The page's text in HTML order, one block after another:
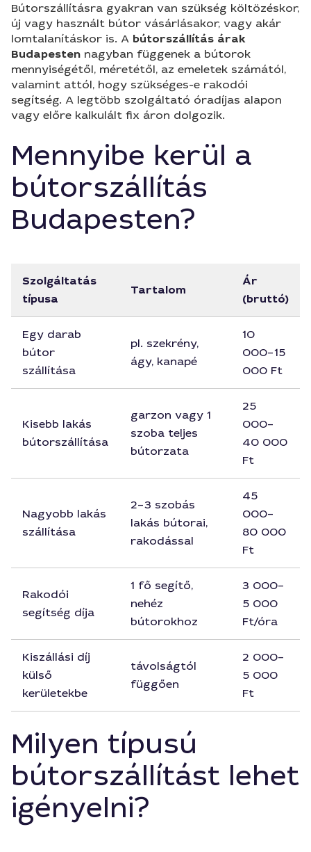
Bútorszállításra gyakran van szükség költözéskor,
új vagy használt bútor vásárlásakor, vagy akár
lomtalanításkor is. A bútorszállítás árak
Budapesten nagyban függenek a bútorok
mennyiségétől, méretétől, az emeletek számától,
valamint attól, hogy szükséges-e rakodói
segítség. A legtöbb szolgáltató óradíjas alapon
vagy előre kalkulált fix áron dolgozik.
Mennyibe kerül a
bútorszállítás
Budapesten?
Szolgáltatás
típusa
Tartalom
Ár
(bruttó)
Egy darab
bútor
szállítása
pl. szekrény,
ágy, kanapé
10
000–15
000 Ft
Kisebb lakás
bútorszállítása
garzon vagy 1
szoba teljes
bútorzata
25
000–
40 000
Ft
Nagyobb lakás
szállítása
2–3 szobás
lakás bútorai,
rakodással
45
000–
80 000
Ft
Rakodói
segítség díja
1 fő segítő,
nehéz
bútorokhoz
3 000–
5 000
Ft/óra
Kiszállási díj
külső
kerületekbe
távolságtól
függően
2 000–
5 000
Ft
Milyen típusú
bútorszállítást lehet
igényelni?